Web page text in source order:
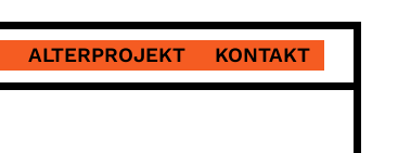
ALTERPROJEKT KONTAKT